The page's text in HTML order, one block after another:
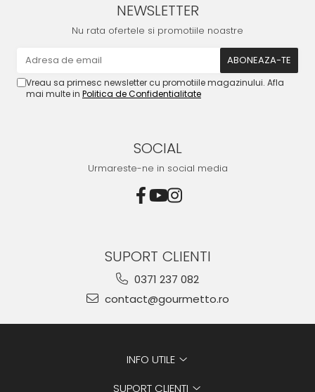
NEWSLETTER
Nu rata ofertele si promotiile noastre
Vreau sa primesc newsletter cu promotiile magazinului. Afla
mai multe in Politica de Confidentialitate
SOCIAL
Urmareste-ne in social media
SUPORT CLIENTI
0371 237 082
contact@gourmetto.ro
INFO UTILE
SUPORT CLIENTI